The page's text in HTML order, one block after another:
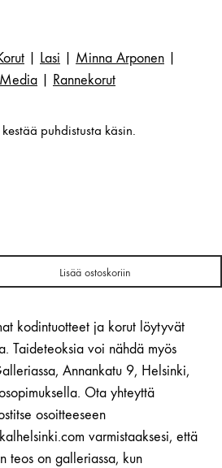
Lasi Minna Arponen
Rannekorut
puhdistusta käsin.
Lisää ostoskoriin
kodintuotteet ja korut löytyvät
Taideteoksia voi nähdä myös
Annankatu 9, Helsinki,
Ota yhteyttä
osoitteeseen
varmistaaksesi, että
teos on galleriassa, kun